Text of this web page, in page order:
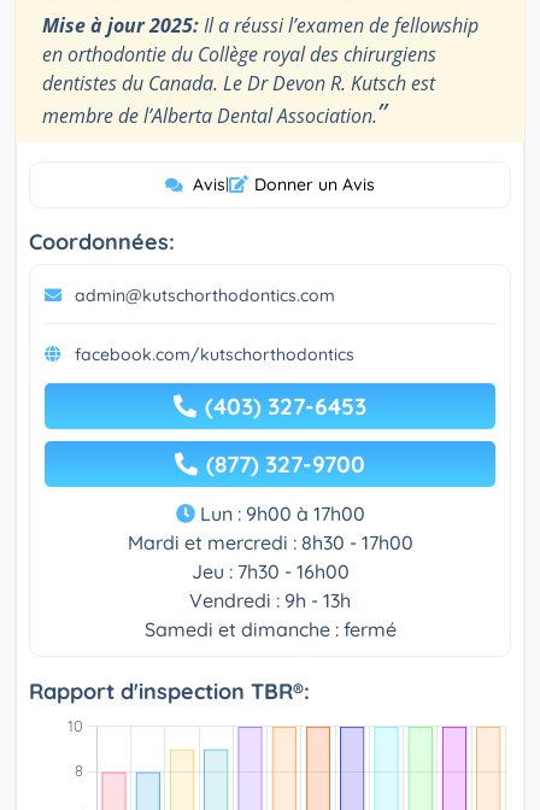
Mise à jour 2025:Il a réussi l’examen de fellowship
en orthodontie du Collège royal des chirurgiens
dentistes du Canada. Le Dr Devon R. Kutsch est
membre de l’Alberta Dental Association.”
Avis| Donner un Avis
Coordonnées:
admin@kutschorthodontics.com
facebook.com/kutschorthodontics
(403) 327-6453
(877) 327-9700
Lun : 9h00 à 17h00
Mardi et mercredi : 8h30 - 17h00
Jeu : 7h30 - 16h00
Vendredi : 9h - 13h
Samedi et dimanche : fermé
Rapport d'inspection TBR®: